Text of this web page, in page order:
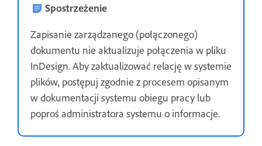
Spostrzeżenie
Zapisanie zarządzanego (połączonego)
dokumentu nie aktualizuje połączenia w pliku
InDesign. Aby zaktualizować relację w systemie
plików, postępuj zgodnie z procesem opisanym
w dokumentacji systemu obiegu pracy lub
poproś administratora systemu o informacje.